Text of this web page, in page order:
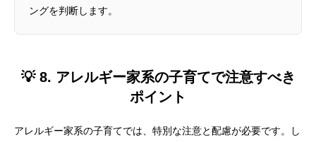
ングを判断します。
💡 8. アレルギー家系の子育てで注意すべき
ポイント
アレルギー家系の子育てでは、特別な注意と配慮が必要です。し